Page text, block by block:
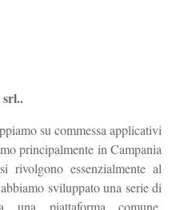
su commessa applicativi
principalmente in Campania
essenzialmente al
sviluppato una serie di
una piattaforma comune,